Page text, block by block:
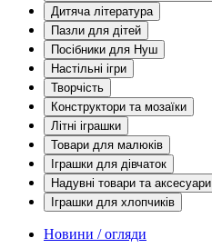
Дитяча література
Пазли для дітей
Посібники для Нуш
Настільні ігри
Творчість
Конструктори та мозаїки
Літні іграшки
Товари для малюків
Іграшки для дівчаток
Надувні товари та аксесуари
Іграшки для хлопчиків
Новини / огляди